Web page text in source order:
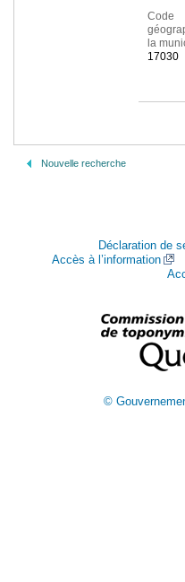
Code
la
17030
Nouvelle recherche
Déclaration de
Accès à l’information
©